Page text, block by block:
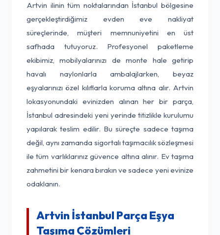
Artvin ilinin tüm noktalarından İstanbul bölgesine
gerçekleştirdiğimiz evden eve nakliyat
süreçlerinde, müşteri memnuniyetini en üst
safhada tutuyoruz. Profesyonel paketleme
ekibimiz, mobilyalarınızı de monte hale getirip
havalı naylonlarla ambalajlarken, beyaz
eşyalarınızı özel kılıflarla koruma altına alır. Artvin
lokasyonundaki evinizden alınan her bir parça,
İstanbul adresindeki yeni yerinde titizlikle kurulumu
yapılarak teslim edilir. Bu süreçte sadece taşıma
değil, aynı zamanda sigortalı taşımacılık sözleşmesi
ile tüm varlıklarınız güvence altına alınır. Ev taşıma
zahmetini bir kenara bırakın ve sadece yeni evinize
odaklanın.
Artvin İstanbul Parça Eşya
Taşıma Çözümleri